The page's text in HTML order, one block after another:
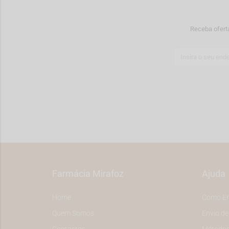
Receba
Farmácia Mirafoz
Home
Quem Somos
Ajuda
Como
Envio